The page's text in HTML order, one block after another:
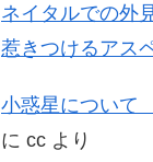
ネイタルでの外
惹きつけるアス
小惑星について
に cc より